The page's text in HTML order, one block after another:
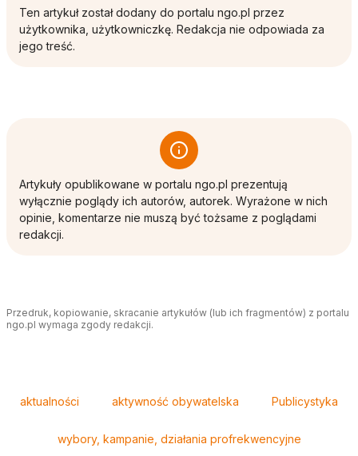
Ten artykuł został dodany do portalu ngo.pl przez
użytkownika, użytkowniczkę. Redakcja nie odpowiada za
jego treść.
Artykuły opublikowane w portalu ngo.pl prezentują
wyłącznie poglądy ich autorów, autorek. Wyrażone w nich
opinie, komentarze nie muszą być tożsame z poglądami
redakcji.
Przedruk, kopiowanie, skracanie artykułów (lub ich fragmentów) z portalu
ngo.pl wymaga zgody redakcji.
aktualności aktywność obywatelska Publicystyka
wybory, kampanie, działania profrekwencyjne